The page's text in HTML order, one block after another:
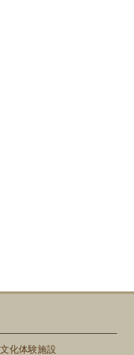
化体験施設